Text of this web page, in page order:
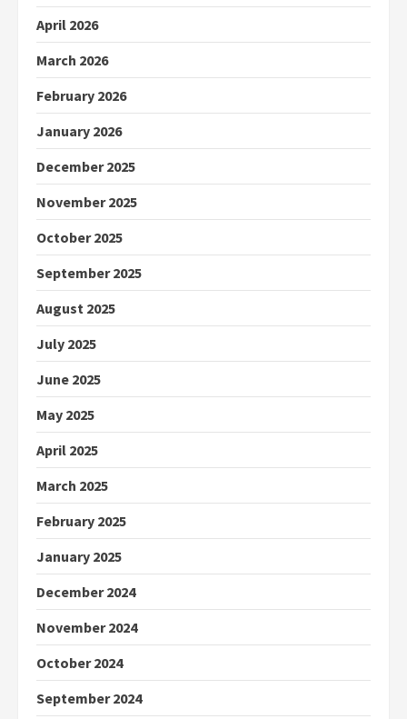
April 2026
March 2026
February 2026
January 2026
December 2025
November 2025
October 2025
September 2025
August 2025
July 2025
June 2025
May 2025
April 2025
March 2025
February 2025
January 2025
December 2024
November 2024
October 2024
September 2024